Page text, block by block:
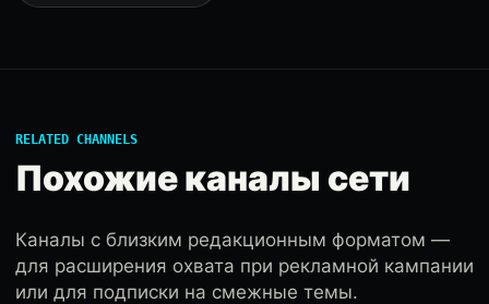
RELATED CHANNELS
Похожие каналы сети
Каналы с близким редакционным форматом —
для расширения охвата при рекламной кампании
или для подписки на смежные темы.